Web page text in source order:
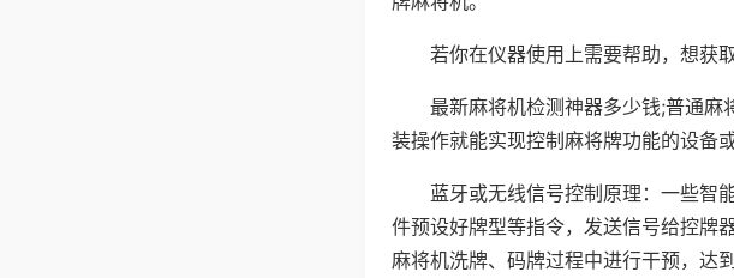
若你在仪器使用上需要帮助，想获
最新麻将机检测神器多少钱;普通
装操作就能实现控制麻将牌功能的设备或
蓝牙或无线信号控制原理：一些智
件预设好牌型等指令，发送信号给控牌
麻将机洗牌、码牌过程中进行干预，达